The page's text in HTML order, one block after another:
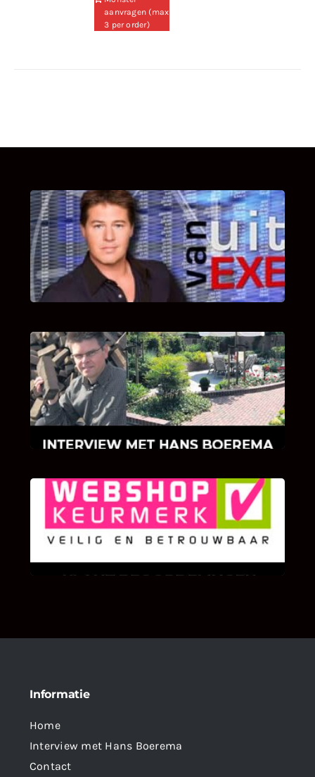
aanvragen (max
3 per order)
UITSTEL VAN EXECUTIE
Bekijk hier de fragmenten van de deelname
van Bricks and Stones aan dit programma.
INTERVIEW MET HANS BOEREMA
Hoe Bricks and Stones ontstaan is en wat
Hans Boerema motiveert in de wereld van
klinkers en tegels!
KLANT BEOORDELINGEN
We zijn er zeer op gesteld om te weten wat u
als klant van ons en onze diensten vindt.
Informatie
Home
Interview met Hans Boerema
Contact